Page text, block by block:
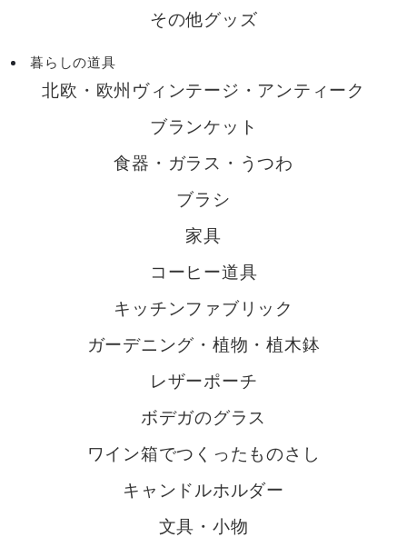
その他グッズ
暮らしの道具
北欧・欧州ヴィンテージ・アンティーク
ブランケット
食器・ガラス・うつわ
ブラシ
家具
コーヒー道具
キッチンファブリック
ガーデニング・植物・植木鉢
レザーポーチ
ボデガのグラス
ワイン箱でつくったものさし
キャンドルホルダー
文具・小物